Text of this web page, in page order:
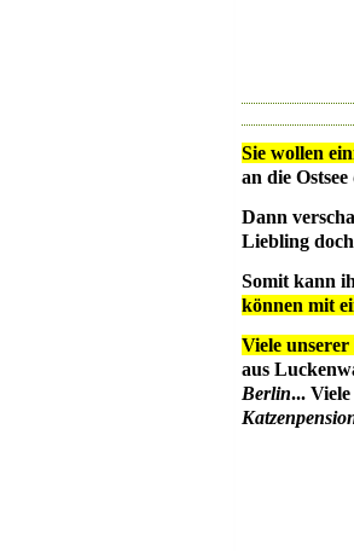
Sie wollen
an die Ostsee
Dann
Liebling
Somit kann
können mit
Viele
aus
Berlin...